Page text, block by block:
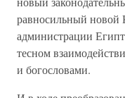
равносильный новой
администрации
тесном
и богословами.